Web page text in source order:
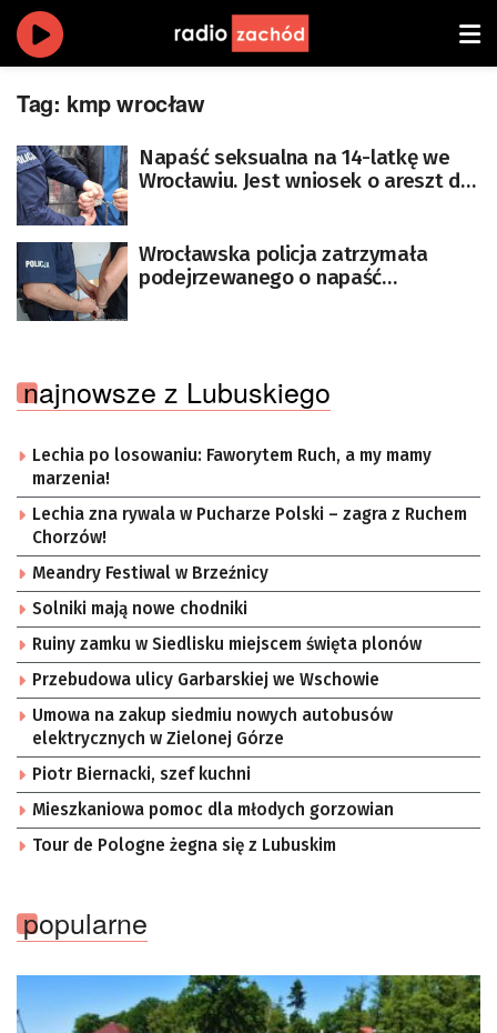
Tag: kmp wrocław
Napaść seksualna na 14-latkę we
Wrocławiu. Jest wniosek o areszt dla
Wrocławska policja zatrzymała
podejrzewanego o napaść
najnowsze z Lubuskiego
Lechia po losowaniu: Faworytem Ruch, a my mamy
marzenia!
Lechia zna rywala w Pucharze Polski – zagra z Ruchem
Chorzów!
Meandry Festiwal w Brzeźnicy
Solniki mają nowe chodniki
Ruiny zamku w Siedlisku miejscem święta plonów
Przebudowa ulicy Garbarskiej we Wschowie
Umowa na zakup siedmiu nowych autobusów
elektrycznych w Zielonej Górze
Piotr Biernacki, szef kuchni
Mieszkaniowa pomoc dla młodych gorzowian
Tour de Pologne żegna się z Lubuskim
popularne